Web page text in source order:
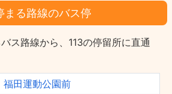
まる路線のバス停
ス路線から、113の停留所に直通
福田運動公園前